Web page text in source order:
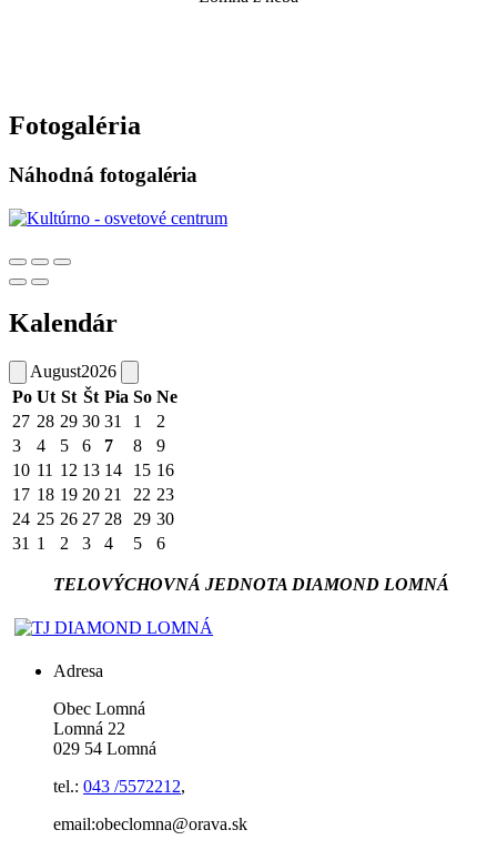
Fotogaléria
Náhodná fotogaléria
Kalendár
August2026
Po Ut St Št Pia So Ne
27 28 29 30 31 1
2
3
4 5 6 7 8
9
10 11 12 13 14 15 16
17 18 19 20 21 22 23
24 25 26 27 28 29 30
31 1 2 3 4 5 6
TELOVÝCHOVNÁ JEDNOTA DIAMOND LOMNÁ
Adresa
Obec Lomná
Lomná 22
029 54 Lomná
tel.: 043 /5572212,
email:obeclomna@orava.sk